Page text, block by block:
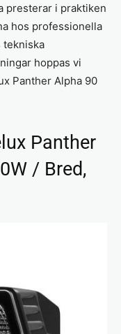
presterar i praktiken
hos professionella
tekniska
hoppas vi
Panther Alpha 90
Panther
/ Bred,